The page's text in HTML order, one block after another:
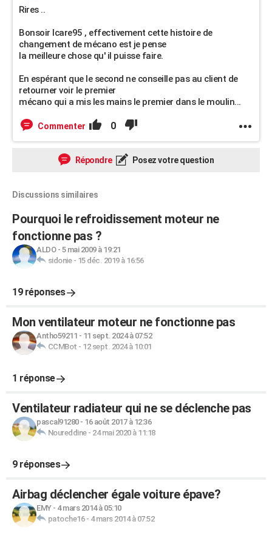
Rires ..
Bonsoir Icare95 , effectivement cette histoire de
changement de mécano est je pense
la meilleure chose qu' il puisse faire.
En espérant que le second ne conseille pas au client de
retourner voir le premier
mécano qui a mis les mains le premier dans le moulin...
Commenter 0
Répondre Posez votre question
Discussions similaires
Pourquoi le refroidissement moteur ne
fonctionne pas ?
ALDO- 5 mai 2009 à 19:21
sidonie- 15 déc. 2019 à 16:56
19 réponses
Mon ventilateur moteur ne fonctionne pas
Antho59211 - 11 sept. 2024 à 07:52
CCMBot - 12 sept. 2024 à 10:01
1 réponse
Ventilateur radiateur qui ne se déclenche pas
pascal91280- 16 août 2017 à 12:36
Noureddine- 24 mai 2020 à 11:18
9 réponses
Airbag déclencher égale voiture épave?
EMY- 4 mars 2014 à 05:10
patoche16- 4 mars 2014 à 07:52